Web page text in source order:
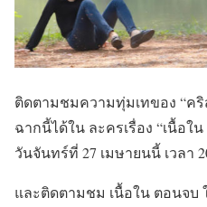
ติดตามชมความทุ่มเทของ “ค
ฉากนี้ได้ใน ละครเรื่อง “เนื้อใ
วันจันทร์ที่ 27 เมษายนนี้ เวลา
และติดตามชม เนื้อใน ตอนจบ